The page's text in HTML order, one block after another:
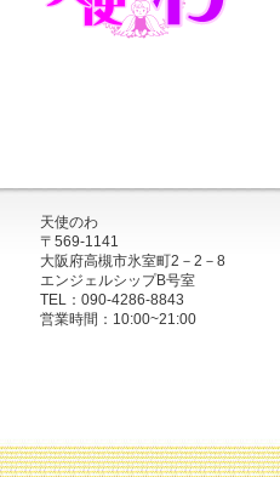
天使のわ
〒569-1141
大阪府高槻市氷室町2－2－8
エンジェルシップB号室
TEL：090-4286-8843
営業時間：10:00~21:00